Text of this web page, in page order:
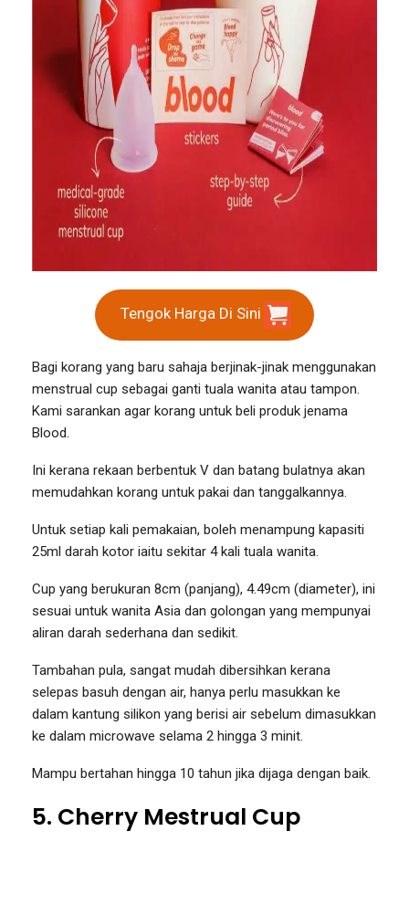
Tengok Harga Di Sini
Bagi korang yang baru sahaja berjinak-jinak menggunakan
menstrual cup sebagai ganti tuala wanita atau tampon.
Kami sarankan agar korang untuk beli produk jenama
Blood.
Ini kerana rekaan berbentuk V dan batang bulatnya akan
memudahkan korang untuk pakai dan tanggalkannya.
Untuk setiap kali pemakaian, boleh menampung kapasiti
25ml darah kotor iaitu sekitar 4 kali tuala wanita.
Cup yang berukuran 8cm (panjang), 4.49cm (diameter), ini
sesuai untuk wanita Asia dan golongan yang mempunyai
aliran darah sederhana dan sedikit.
Tambahan pula, sangat mudah dibersihkan kerana
selepas basuh dengan air, hanya perlu masukkan ke
dalam kantung silikon yang berisi air sebelum dimasukkan
ke dalam microwave selama 2 hingga 3 minit.
Mampu bertahan hingga 10 tahun jika dijaga dengan baik.
5. Cherry Mestrual Cup